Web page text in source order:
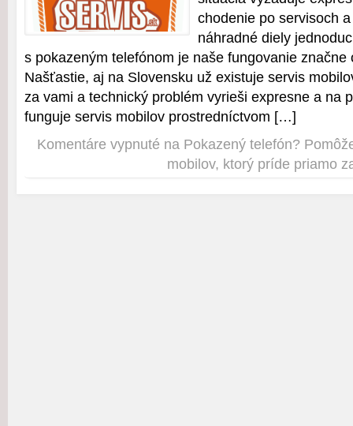
chodenie po servisoch
náhradné diely
s pokazeným telefónom je naše fungovanie značne
Našťastie, aj na Slovensku už existuje servis
za vami a technický problém vyrieši expresne a na
funguje servis mobilov prostredníctvom […]
Komentáre vypnuté na Pokazený telefón?
mobilov, ktorý príde priamo